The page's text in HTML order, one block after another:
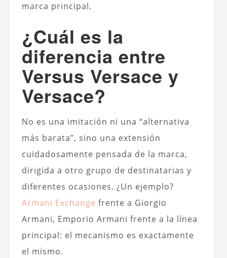
marca principal.
¿Cuál es la
diferencia entre
Versus Versace y
Versace?
No es una imitación ni una “alternativa
más barata”, sino una extensión
cuidadosamente pensada de la marca,
dirigida a otro grupo de destinatarias y
diferentes ocasiones. ¿Un ejemplo?
Armani Exchange frente a Giorgio
Armani, Emporio Armani frente a la línea
principal: el mecanismo es exactamente
el mismo.